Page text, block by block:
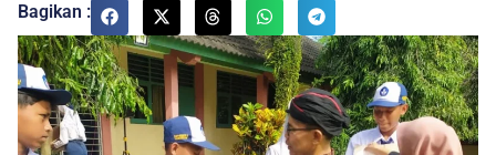
Bagikan :